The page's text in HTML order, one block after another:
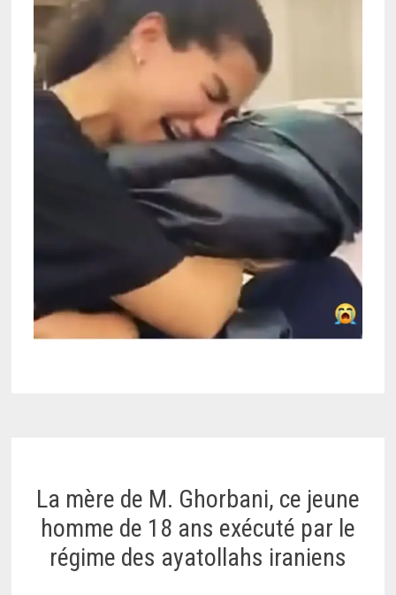
La mère de M. Ghorbani, ce jeune
homme de 18 ans exécuté par le
régime des ayatollahs iraniens